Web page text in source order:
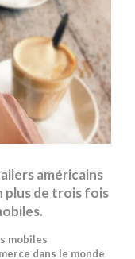
américains
plus de trois fois
mobiles
dans le monde